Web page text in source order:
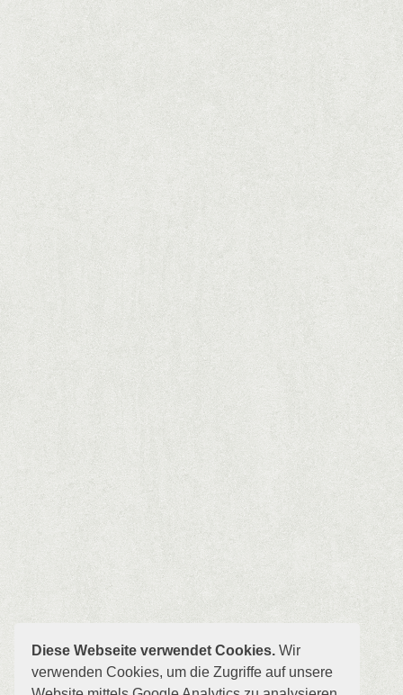
Diese Webseite verwendet Cookies. Wir
verwenden Cookies, um die Zugriffe auf unsere